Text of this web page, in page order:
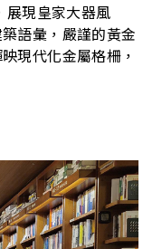
展現皇家大器風
語彙，嚴謹的黃金
現代化金屬格柵，